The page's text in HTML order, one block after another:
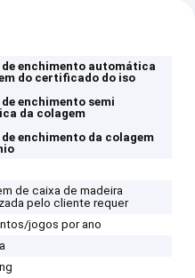
de enchimento automática
do certificado do iso
enchimento semi
da colagem
enchimento da colagem
de caixa de madeira
pelo cliente requer
jogos por ano